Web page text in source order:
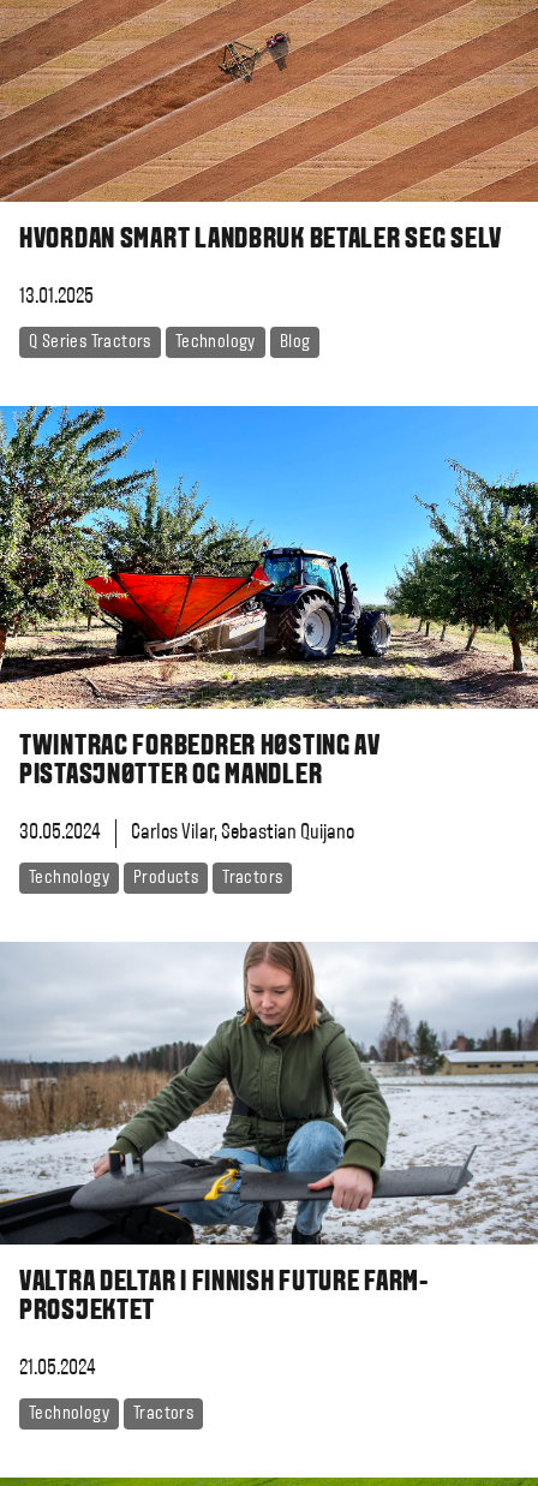
HVORDAN SMART LANDBRUK BETALER SEG SELV
13.01.2025
Q Series Tractors Technology Blog
TWINTRAC FORBEDRER HØSTING AV
PISTASJNØTTER OG MANDLER
30.05.2024 Carlos Vilar, Sebastian Quijano
Technology Products Tractors
VALTRA DELTAR I FINNISH FUTURE FARM-
PROSJEKTET
21.05.2024
Technology Tractors